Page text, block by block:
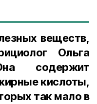
веществ,
Ольга
содержит
кислоты,
так мало в